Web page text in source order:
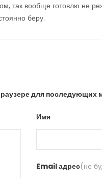
так вообще готовлю не
беру.
для последующих
Имя
Email адрес(не